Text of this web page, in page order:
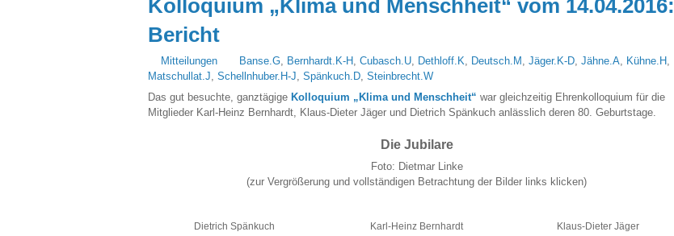
Kolloquium „Klima und Menschheit“ vom 14.04.2016:
Bericht
Mitteilungen Banse.G, Bernhardt.K-H , Cubasch.U, Dethloff.K, Deutsch.M , Jäger.K-D, Jähne.A, Kühne.H ,
Matschullat.J, Schellnhuber.H-J, Spänkuch.D, Steinbrecht.W
Das gut besuchte, ganztägige Kolloquium „Klima und Menschheit“ war gleichzeitig Ehrenkolloquium für die
Mitglieder Karl-Heinz Bernhardt, Klaus-Dieter Jäger und Dietrich Spänkuch anlässlich deren 80. Geburtstage.
Die Jubilare
Foto: Dietmar Linke
(zur Vergrößerung und vollständigen Betrachtung der Bilder links klicken)
Dietrich Spänkuch Karl-Heinz Bernhardt Klaus-Dieter Jäger